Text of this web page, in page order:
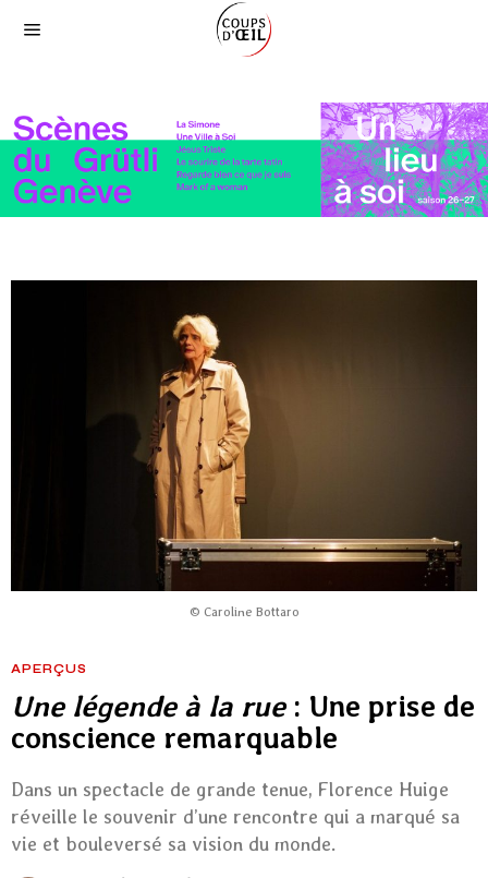
© Caroline Bottaro
APERÇUS
Une légende à la rue: Une prise de
conscience remarquable
Dans un spectacle de grande tenue, Florence Huige
réveille le souvenir d’une rencontre qui a marqué sa
vie et bouleversé sa vision du monde.